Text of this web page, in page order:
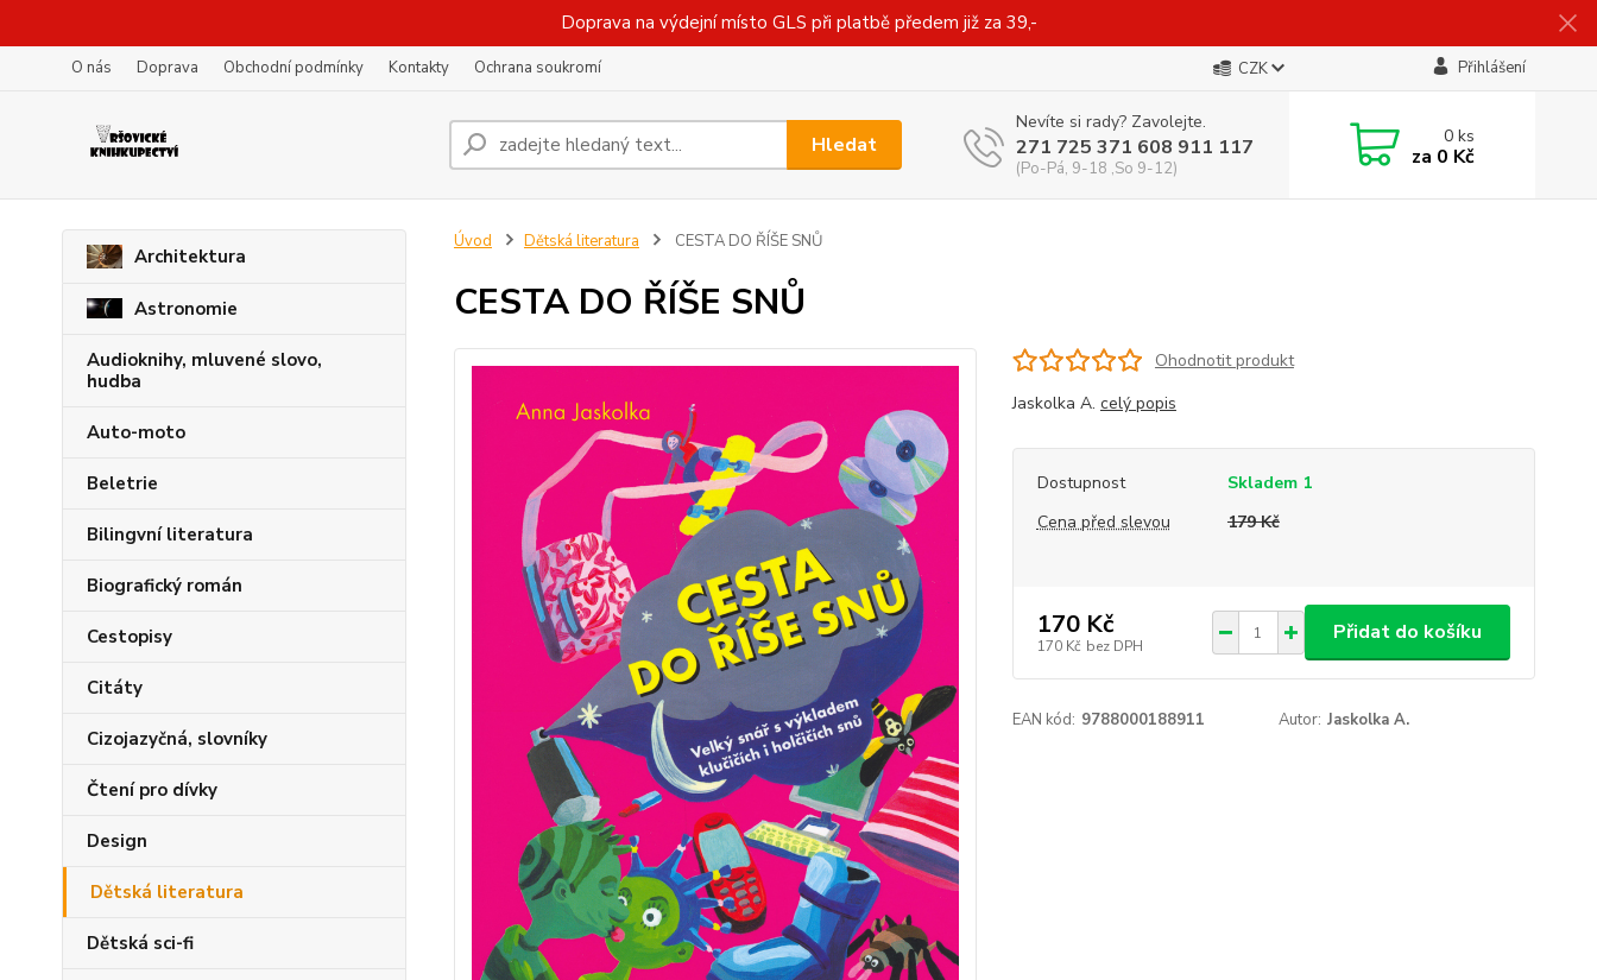
Doprava na výdejní místo GLS při platbě předem již za 39,-
O nás Doprava Obchodní podmínky Kontakty Ochrana soukromí CZK Přihlášení
Hledat
Nevíte si rady? Zavolejte.
271 725 371 608 911 117
(Po-Pá, 9-18 ,So 9-12)
0ks
za 0 Kč
Architektura
Astronomie
Audioknihy, mluvené slovo,
hudba
Auto-moto
Beletrie
Bilingvní literatura
Biografický román
Cestopisy
Citáty
Cizojazyčná, slovníky
Čtení pro dívky
Design
Dětská literatura
Dětská sci-fi
Úvod Dětská literatura CESTA DO ŘÍŠE SNŮ
CESTA DO ŘÍŠE SNŮ
Ohodnotit produkt
Jaskolka A. celý popis
Dostupnost
Skladem 1
Cena před slevou
179 Kč
170 Kč
170 Kč bez DPH
Přidat do košíku
EAN kód: 9788000188911 Autor: Jaskolka A.